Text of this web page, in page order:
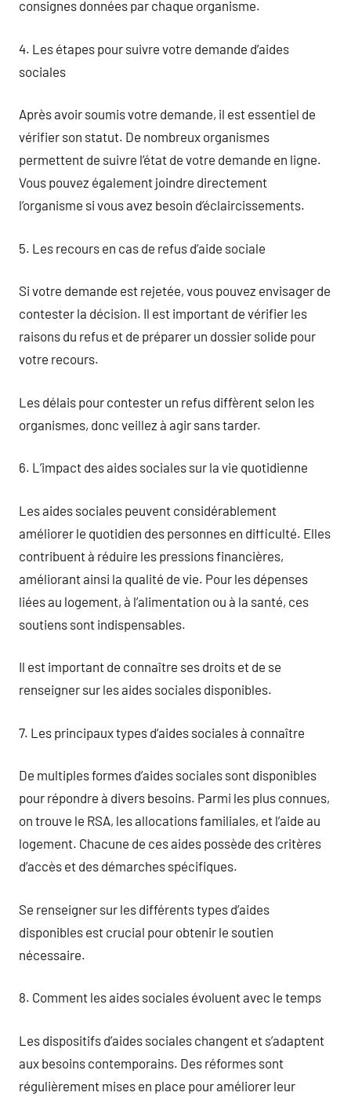
consignes données par chaque organisme.
4. Les étapes pour suivre votre demande d’aides
sociales
Après avoir soumis votre demande, il est essentiel de
vérifier son statut. De nombreux organismes
permettent de suivre l’état de votre demande en ligne.
Vous pouvez également joindre directement
l’organisme si vous avez besoin d’éclaircissements.
5. Les recours en cas de refus d’aide sociale
Si votre demande est rejetée, vous pouvez envisager de
contester la décision. Il est important de vérifier les
raisons du refus et de préparer un dossier solide pour
votre recours.
Les délais pour contester un refus diffèrent selon les
organismes, donc veillez à agir sans tarder.
6. L’impact des aides sociales sur la vie quotidienne
Les aides sociales peuvent considérablement
améliorer le quotidien des personnes en difficulté. Elles
contribuent à réduire les pressions financières,
améliorant ainsi la qualité de vie. Pour les dépenses
liées au logement, à l’alimentation ou à la santé, ces
soutiens sont indispensables.
Il est important de connaître ses droits et de se
renseigner sur les aides sociales disponibles.
7. Les principaux types d’aides sociales à connaître
De multiples formes d’aides sociales sont disponibles
pour répondre à divers besoins. Parmi les plus connues,
on trouve le RSA, les allocations familiales, et l’aide au
logement. Chacune de ces aides possède des critères
d’accès et des démarches spécifiques.
Se renseigner sur les différents types d’aides
disponibles est crucial pour obtenir le soutien
nécessaire.
8. Comment les aides sociales évoluent avec le temps
Les dispositifs d’aides sociales changent et s’adaptent
aux besoins contemporains. Des réformes sont
régulièrement mises en place pour améliorer leur